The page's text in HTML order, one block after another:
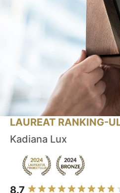
LAUREAT RANKING-
Kadiana Lux
8.7